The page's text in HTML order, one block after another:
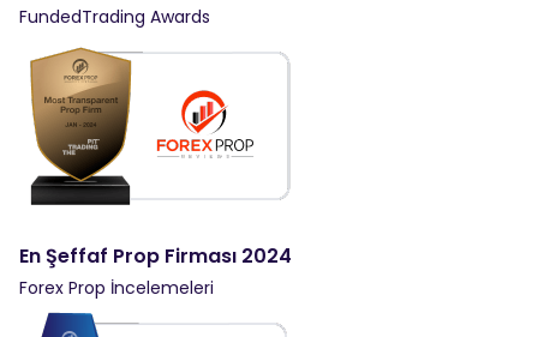
FundedTrading Awards
En Şeffaf Prop Firması 2024
Forex Prop İncelemeleri